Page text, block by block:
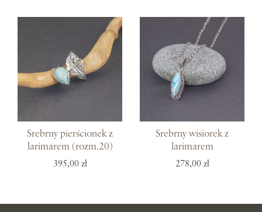
Srebrny pierścionek z
larimarem (rozm.20)
395,00 zł
Srebrny wisiorek z
larimarem
278,00 zł